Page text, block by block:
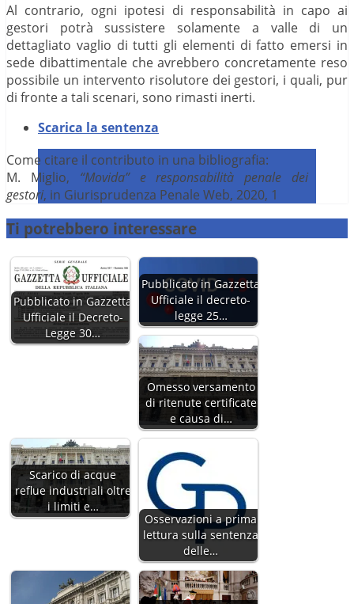
Al contrario, ogni ipotesi di responsabilità in capo ai
gestori potrà sussistere solamente a valle di un
dettagliato vaglio di tutti gli elementi di fatto emersi in
sede dibattimentale che avrebbero concretamente reso
possibile un intervento risolutore dei gestori, i quali, pur
di fronte a tali scenari, sono rimasti inerti.
Scarica la sentenza
Come citare il contributo in una bibliografia:
M. Miglio, “Movida” e responsabilità penale dei
gestori, in Giurisprudenza Penale Web, 2020, 1
Ti potrebbero interessare
Pubblicato in Gazzetta
Ufficiale il Decreto-
Legge 30…
Pubblicato in Gazzetta
Ufficiale il decreto-
legge 25…
Omesso versamento
di ritenute certificate
e causa di…
Scarico di acque
reflue industriali oltre
i limiti e…
Osservazioni a prima
lettura sulla sentenza
delle…